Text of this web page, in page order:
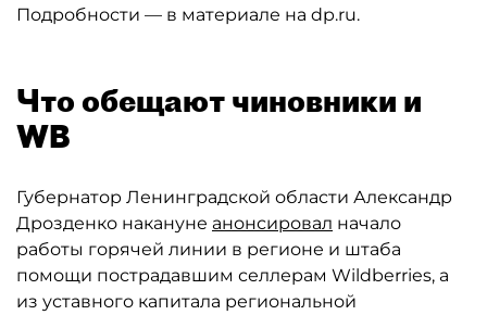
Подробности — в материале на dp.ru.
Что обещают чиновники и
WB
Губернатор Ленинградской области Александр
Дрозденко накануне анонсировал начало
работы горячей линии в регионе и штаба
помощи пострадавшим селлерам Wildberries, а
из уставного капитала региональной